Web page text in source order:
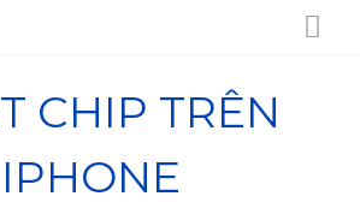
CHIP TRÊN
IPHONE